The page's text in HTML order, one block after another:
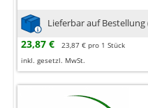
Lieferbar auf
23,87 €
23,87 € pro 1 Stück
inkl. gesetzl. MwSt.